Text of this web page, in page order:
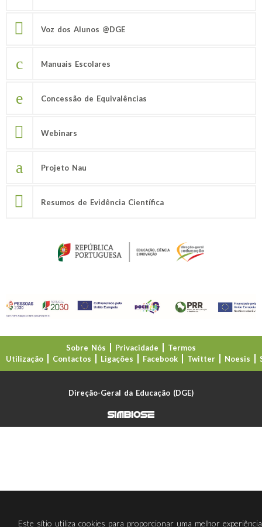
Voz dos Alunos @DGE
Manuais Escolares
Concessão de Equivalências
Webinars
Projeto Nau
Resumos de Evidência Científica
Sobre Nós Privacidade
Termos
Utilização
Contactos Ligações Facebook Twitter Noesis
Direção-Geral da Educação (DGE)
Este sítio utiliza cookies para proporcionar uma melhor